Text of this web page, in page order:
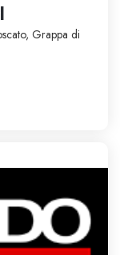
Grappa di